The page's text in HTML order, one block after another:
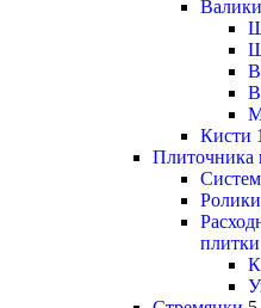
Валики
Кисти
Плиточника
Ролики
плитки